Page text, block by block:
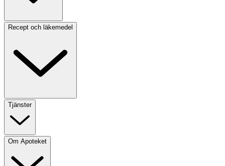
Recept och läkemedel
Tjänster
Om Apoteket